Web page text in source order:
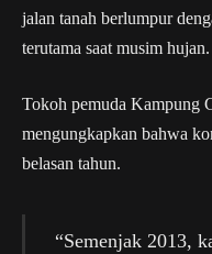
jalan tanah berlumpur
terutama saat musim hujan.
Tokoh pemuda Kampung
mengungkapkan bahwa
belasan tahun.
“Semenjak 2013,